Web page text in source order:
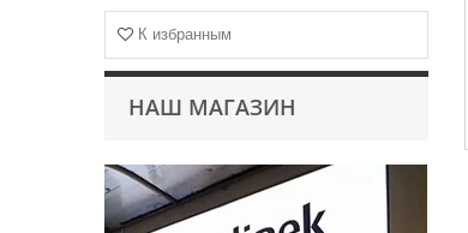
К избранным
НАШ МАГАЗИН